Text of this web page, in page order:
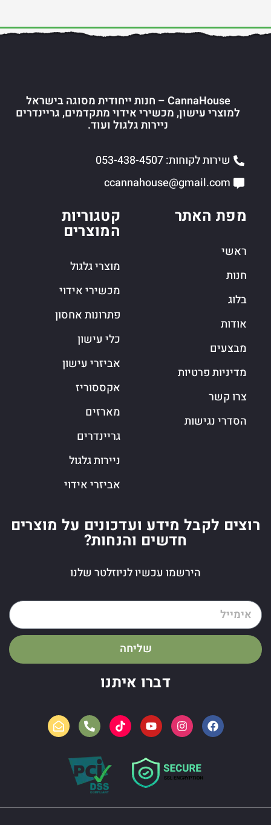
CannaHouse – חנות ייחודית מסוגה בישראל
למוצרי עישון, מכשירי אידוי מתקדמים, גריינדרים
ניירות גלגול ועוד.
שירות לקוחות: 053-438-4507
ccannahouse@gmail.com
מפת האתר
ראשי
חנות
בלוג
אודות
מבצעים
מדיניות פרטיות
צרו קשר
הסדרי נגישות
קטגוריות
המוצרים
מוצרי גלגול
מכשירי אידוי
פתרונות אחסון
כלי עישון
אביזרי עישון
אקססוריז
מארזים
גריינדרים
ניירות גלגול
אביזרי אידוי
רוצים לקבל מידע ועדכונים על מוצרים
חדשים והנחות?
הירשמו עכשיו לניוזלטר שלנו
שליחה
דברו איתנו